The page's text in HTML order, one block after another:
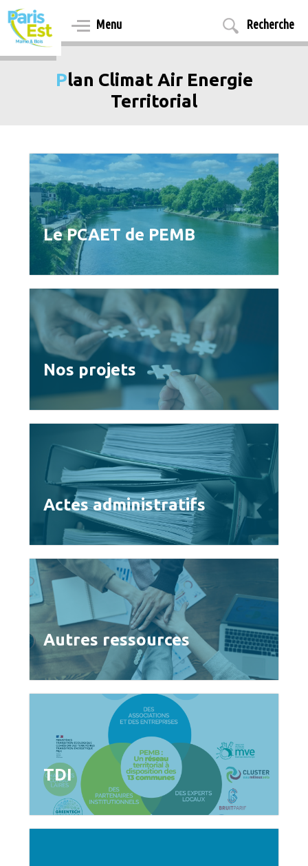
Aller
au
contenu
principal
Menu Recherche
Plan Climat Air Energie
Territorial
Le PCAET de PEMB
Nos projets
Actes administratifs
Autres ressources
TDI